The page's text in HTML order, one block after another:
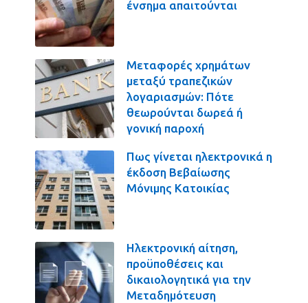
ένσημα απαιτούνται
Μεταφορές χρημάτων
μεταξύ τραπεζικών
λογαριασμών: Πότε
θεωρούνται δωρεά ή
γονική παροχή
Πως γίνεται ηλεκτρονικά η
έκδοση Βεβαίωσης
Μόνιμης Κατοικίας
Ηλεκτρονική αίτηση,
προϋποθέσεις και
δικαιολογητικά για την
Μεταδημότευση